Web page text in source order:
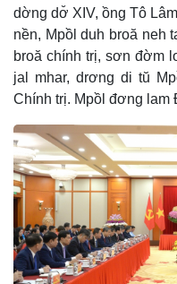
dờng dơ̆ XIV, ồng Tô
nền, Mpồl duh broă neh
broă chính trị, sơn đờm
jal mhar, drơng di tŭ
Chính trị. Mpồl đơng lam